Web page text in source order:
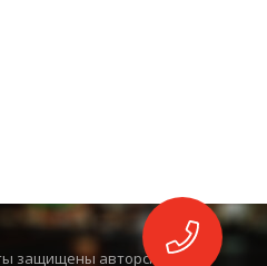
защищены авторским